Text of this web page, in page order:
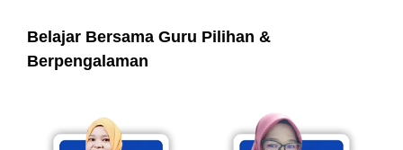
Belajar Bersama Guru Pilihan &
Berpengalaman